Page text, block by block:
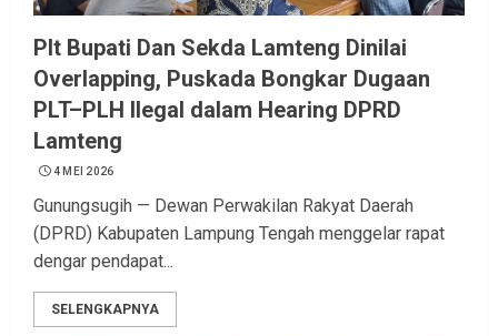
Plt Bupati Dan Sekda Lamteng Dinilai
Overlapping, Puskada Bongkar Dugaan
PLT–PLH Ilegal dalam Hearing DPRD
Lamteng
4 MEI 2026
Gunungsugih — Dewan Perwakilan Rakyat Daerah
(DPRD) Kabupaten Lampung Tengah menggelar rapat
dengar pendapat...
SELENGKAPNYA